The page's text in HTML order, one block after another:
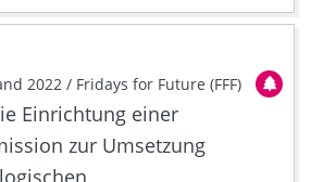
2022 / Fridays for Future (FFF)
Einrichtung einer
zur Umsetzung